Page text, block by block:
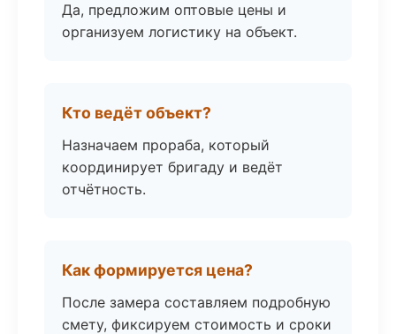
Да, предложим оптовые цены и
организуем логистику на объект.
Кто ведёт объект?
Назначаем прораба, который
координирует бригаду и ведёт
отчётность.
Как формируется цена?
После замера составляем подробную
смету, фиксируем стоимость и сроки